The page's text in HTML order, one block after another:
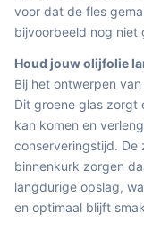
voor dat de fles
bijvoorbeeld nog niet
Houd jouw olijfolie
Bij het ontwerpen
Dit groene glas zorgt
kan komen en
conserveringstijd.
binnenkurk zorgen
langdurige opslag,
en optimaal blijft